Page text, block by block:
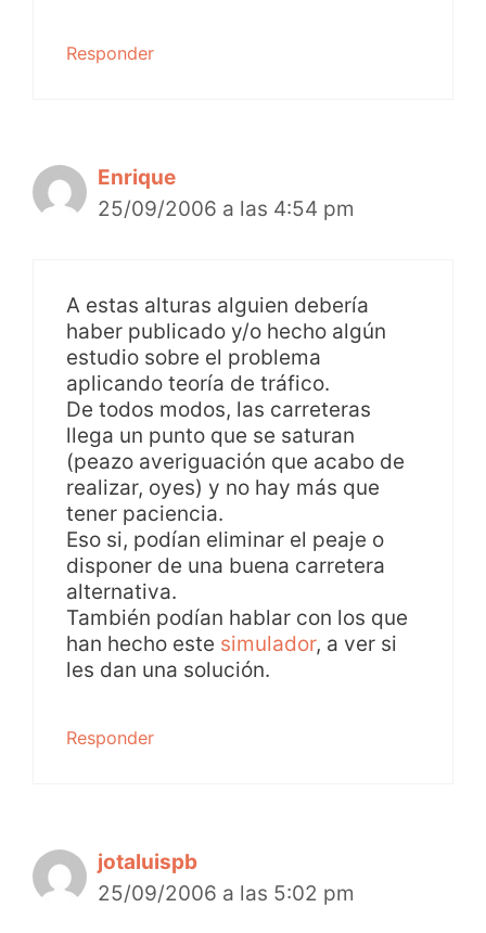
Responder
Enrique
25/09/2006 a las 4:54 pm
A estas alturas alguien debería
haber publicado y/o hecho algún
estudio sobre el problema
aplicando teoría de tráfico.
De todos modos, las carreteras
llega un punto que se saturan
(peazo averiguación que acabo de
realizar, oyes) y no hay más que
tener paciencia.
Eso si, podían eliminar el peaje o
disponer de una buena carretera
alternativa.
También podían hablar con los que
han hecho este simulador, a ver si
les dan una solución.
Responder
jotaluispb
25/09/2006 a las 5:02 pm